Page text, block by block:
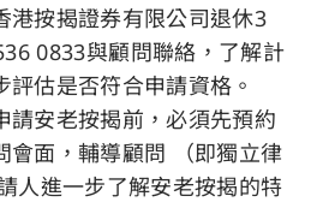
港按揭證券有限公司退休3
0833與顧問聯絡，了解計
估是否符合申請資格。
請安老按揭前，必須先預約
會面，輔導顧問 （即獨立律
人進一步了解安老按揭的特